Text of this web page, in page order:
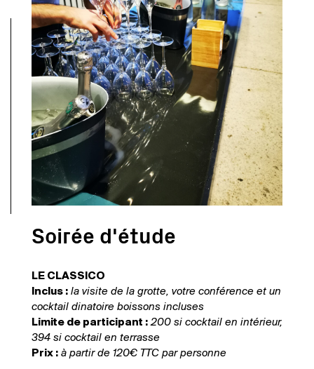
Soirée d'étude
LE CLASSICO
Inclus : la visite de la grotte, votre conférence et un
cocktail dinatoire boissons incluses
Limite de participant : 200 si cocktail en intérieur,
394 si cocktail en terrasse
Prix : à partir de 120€ TTC par personne